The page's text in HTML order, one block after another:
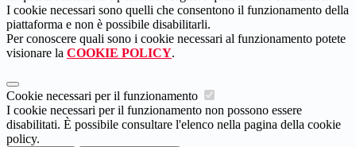
I cookie necessari sono quelli che consentono il funzionamento della
piattaforma e non è possibile disabilitarli.
Per conoscere quali sono i cookie necessari al funzionamento potete
visionare la COOKIE POLICY.
Cookie necessari per il funzionamento
I cookie necessari per il funzionamento non possono essere
disabilitati. È possibile consultare l'elenco nella pagina della cookie
policy.